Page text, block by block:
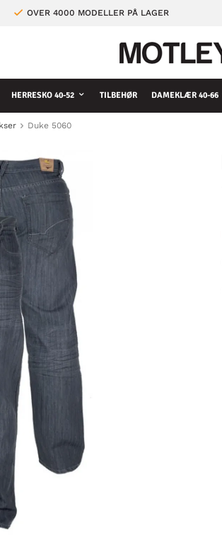
OVER 4000 MODELLER PÅ LAGER
HERRESKO 40-52 TILBEHØR DAMEKLÆR 40-66
Duke 5060